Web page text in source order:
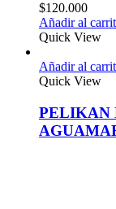
$120.000
Añadir al
Quick View
Añadir al
Quick View
PELIKAN